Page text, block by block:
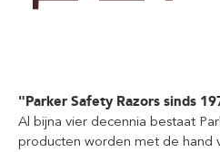
"Parker Safety Razors sinds
Al bijna vier decennia bestaat
producten worden met de hand